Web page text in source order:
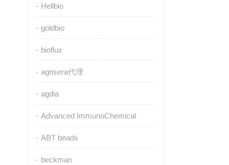
Hellbio
goldbio
bioflux
agrisera代理
agdia
Advanced ImmunoChemical
ABT beads
beckman